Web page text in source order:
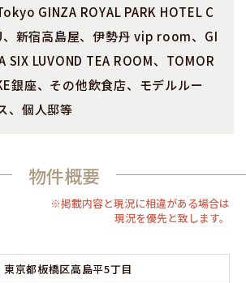
GINZA ROYAL PARK HOTEL C
、新宿高島屋、伊勢丹 vip room、GI
SIX LUVOND TEA ROOM、TOMOR
銀座、その他飲食店、モデルルー
、個人邸等
物件概要
※掲載内容と現況に相違がある場合は
現況を優先と致します。
東京都板橋区高島平5丁目